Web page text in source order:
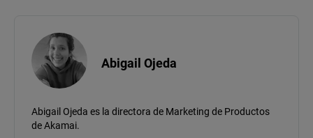
Abigail Ojeda
Abigail Ojeda es la directora de Marketing de Productos
de Akamai.